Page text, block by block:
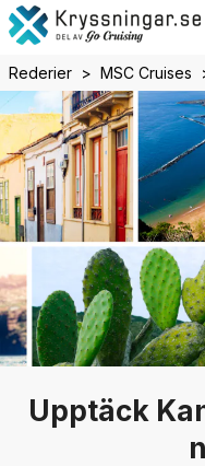
Rederier MSC Cruises
Upptäck